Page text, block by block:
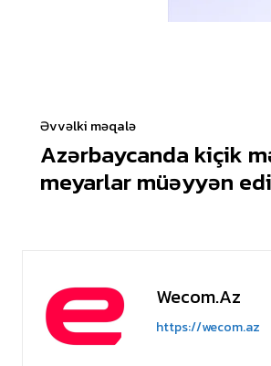
Əvvəlki məqalə
Azərbaycanda kiçik
meyarlar müəyyən
Wecom.az
https://wecom.az